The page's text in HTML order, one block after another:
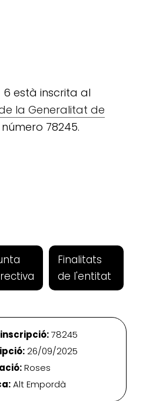
6 està inscrita al
la Generalitat de
78245.
Finalitats
de l'entitat
78245
26/09/2025
Roses
Alt Empordà